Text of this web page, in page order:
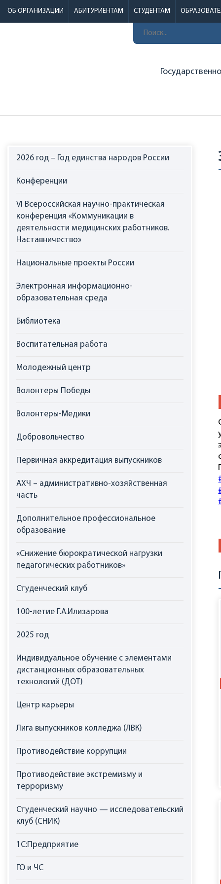
ОБ ОРГАНИЗАЦИИ АБИТУРИЕНТАМ СТУДЕНТАМ
2026 год – Год единства народов России
Конференции
VI Всероссийская научно-практическая
конференция «Коммуникации в
деятельности медицинских работников.
Наставничество»
Национальные проекты России
Электронная информационно-
образовательная среда
Библиотека
Воспитательная работа
Молодежный центр
Волонтеры Победы
Волонтеры-Медики
Добровольчество
Первичная аккредитация выпускников
АХЧ – административно-хозяйственная
часть
Дополнительное профессиональное
образование
«Снижение бюрократической нагрузки
педагогических работников»
Студенческий клуб
100-летие Г.А.Илизарова
2025 год
Индивидуальное обучение с элементами
дистанционных образовательных
технологий (ДОТ)
Центр карьеры
Лига выпускников колледжа (ЛВК)
Противодействие коррупции
Противодействие экстремизму и
терроризму
Студенческий научно — исследовательский
клуб (СНИК)
1С:Предприятие
ГО и ЧС